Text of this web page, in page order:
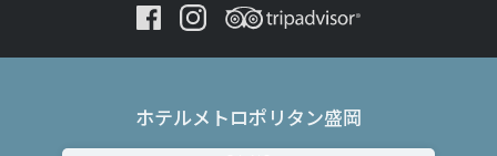
ホテルメトロポリタン盛岡